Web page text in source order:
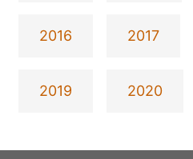
2016 2017
2019 2020